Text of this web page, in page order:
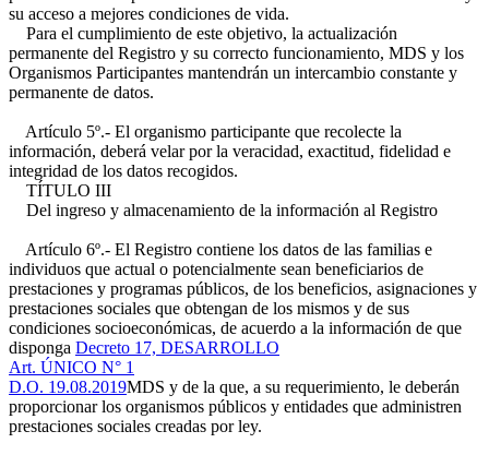
su acceso a mejores condiciones de vida.
Para el cumplimiento de este objetivo, la actualización
permanente del Registro y su correcto funcionamiento, MDS y los
Organismos Participantes mantendrán un intercambio constante y
permanente de datos.
Artículo 5º.- El organismo participante que recolecte la
información, deberá velar por la veracidad, exactitud, fidelidad e
integridad de los datos recogidos.
TÍTULO III
Del ingreso y almacenamiento de la información al Registro
Artículo 6º.- El Registro contiene los datos de las familias e
individuos que actual o potencialmente sean beneficiarios de
prestaciones y programas públicos, de los beneficios, asignaciones y
prestaciones sociales que obtengan de los mismos y de sus
condiciones socioeconómicas, de acuerdo a la información de que
disponga Decreto 17, DESARROLLO
Art. ÚNICO N° 1
D.O. 19.08.2019MDS y de la que, a su requerimiento, le deberán
proporcionar los organismos públicos y entidades que administren
prestaciones sociales creadas por ley.